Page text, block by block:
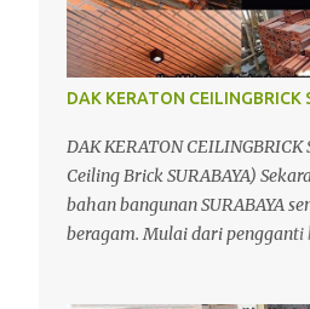
DAK KERATON CEILINGBRICK
DAK KERATON CEILINGBRICK
Ceiling Brick SURABAYA)
bahan bangunan SURABAYA
beragam. Mulai dari pengganti